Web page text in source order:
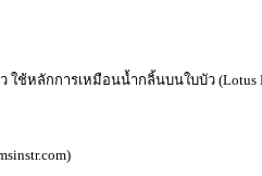
ช้หลักการเหมือนน้ำกลิ้นบนใบบัว (Lotus